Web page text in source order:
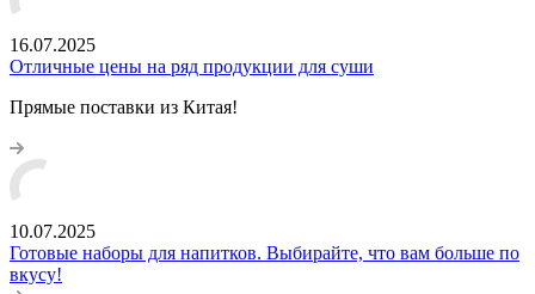
16.07.2025
Отличные цены на ряд продукции для суши
Прямые поставки из Китая!
10.07.2025
Готовые наборы для напитков. Выбирайте, что вам больше по
вкусу!